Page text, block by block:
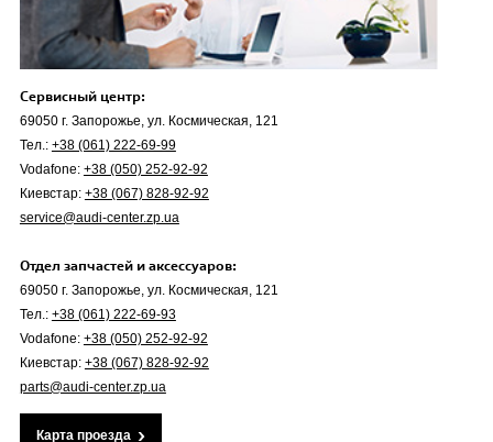
Сервисный центр:
69050 г. Запорожье, ул. Космическая, 121
Тел.: +38 (061) 222-69-99
Vodafone: +38 (050) 252-92-92
Киевстар: +38 (067) 828-92-92
service@audi-center.zp.ua
Отдел запчастей и аксессуаров:
69050 г. Запорожье, ул. Космическая, 121
Тел.: +38 (061) 222-69-93
Vodafone: +38 (050) 252-92-92
Киевстар: +38 (067) 828-92-92
parts@audi-center.zp.ua
Карта проезда